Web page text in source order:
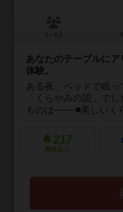
あなたのテーブルに
体験。
ある夜、ベッドで眠
「くらやみの国」で
ものは―― ■美しいく
217
興味あり